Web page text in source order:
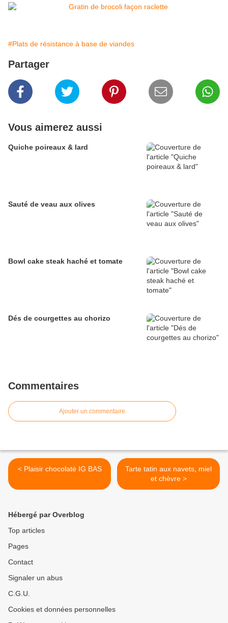
#Plats de résistance à base de viandes
Partager
Vous aimerez aussi
Quiche poireaux & lard
Sauté de veau aux olives
Bowl cake steak haché et tomate
Dés de courgettes au chorizo
Commentaires
Ajouter un commentaire
< Plaisir chocolaté IG BAS
Tarte tatin aux navets, miel
et chèvre >
Hébergé par Overblog
Top articles
Pages
Contact
Signaler un abus
C.G.U.
Cookies et données personnelles